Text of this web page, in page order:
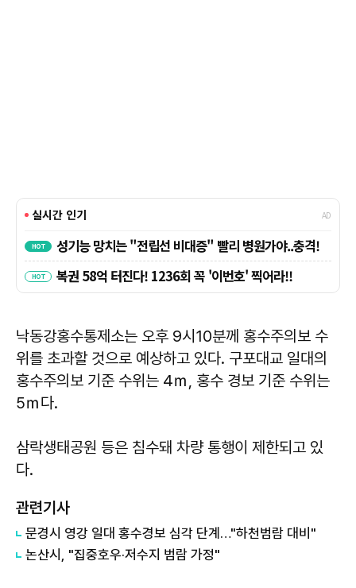
낙동강홍수통제소는 오후 9시10분께 홍수주의보 수
위를 초과할 것으로 예상하고 있다. 구포대교 일대의
홍수주의보 기준 수위는 4ｍ, 홍수 경보 기준 수위는
5ｍ다.
삼락생태공원 등은 침수돼 차량 통행이 제한되고 있
다.
관련기사
문경시 영강 일대 홍수경보 심각 단계…"하천범람 대비"
논산시, "집중호우·저수지 범람 가정"